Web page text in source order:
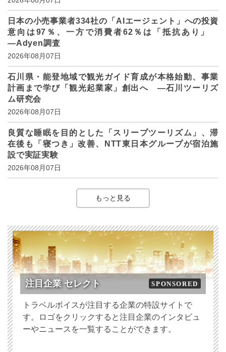
日本の小売事業者334社の「AIエージェント」への投資
意向は97％、一方で消費者62％は「抵抗あり」
―Adyen調査
2026年08月07日
石川県・能登地域で観光ガイド育成が本格始動、事業
計画まで学び「観光起業家」創出へ ―石川ツーリズ
ム研究会
2026年08月07日
良質な睡眠を目的とした「スリープツーリズム」、滞
在後も「寝つき」改善、NTT東日本グループが宿泊施
設で実証実験
2026年08月07日
もっと見る
注目企業 セレクト SPONSORED
トラベルボイスが注目する企業の特設サイトで
す。ロゴをクリックすると注目企業のインタビュ
ーやニュースを一覧することができます。